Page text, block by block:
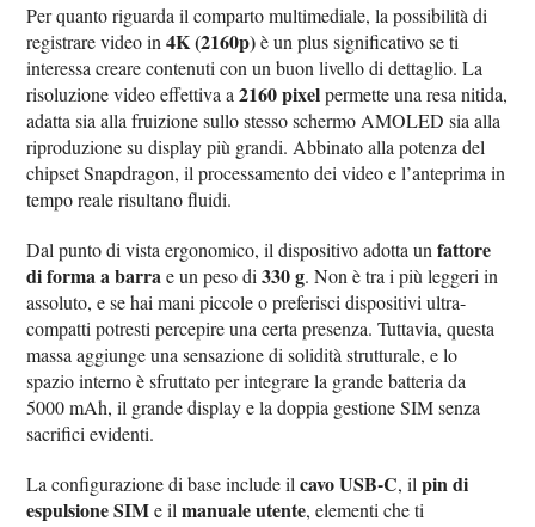
Per quanto riguarda il comparto multimediale, la possibilità di
registrare video in4K (2160p)è un plus significativo se ti
interessa creare contenuti con un buon livello di dettaglio. La
risoluzione video effettiva a2160 pixelpermette una resa nitida,
adatta sia alla fruizione sullo stesso schermo AMOLED sia alla
riproduzione su display più grandi. Abbinato alla potenza del
chipset Snapdragon, il processamento dei video e l’anteprima in
tempo reale risultano fluidi.
Dal punto di vista ergonomico, il dispositivo adotta unfattore
di forma a barrae un peso di330 g. Non è tra i più leggeri in
assoluto, e se hai mani piccole o preferisci dispositivi ultra-
compatti potresti percepire una certa presenza. Tuttavia, questa
massa aggiunge una sensazione di solidità strutturale, e lo
spazio interno è sfruttato per integrare la grande batteria da
5000 mAh, il grande display e la doppia gestione SIM senza
sacrifici evidenti.
La configurazione di base include ilcavo USB-C, ilpin di
espulsione SIMe ilmanuale utente, elementi che ti